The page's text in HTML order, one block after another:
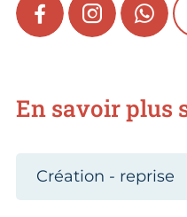
FACEBOOKINSTAGRAM
En savoir plus
Création - reprise